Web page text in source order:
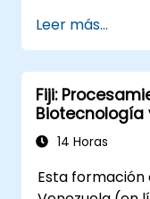
aplicación
Desarrollar
que
Adquirir
sistemas
Leer más...
Fiji:
Biotecnología
14 Horas
Esta